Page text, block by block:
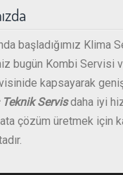
başladığımız Klima
bugün Kombi Servisi
kapsayarak
Servisdaha iyi
çözüm üretmek için